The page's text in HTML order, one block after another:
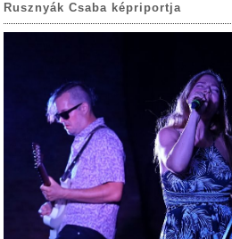
Rusznyák Csaba képriportja